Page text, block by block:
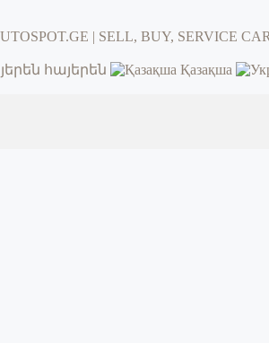
հայերեն Қазақша